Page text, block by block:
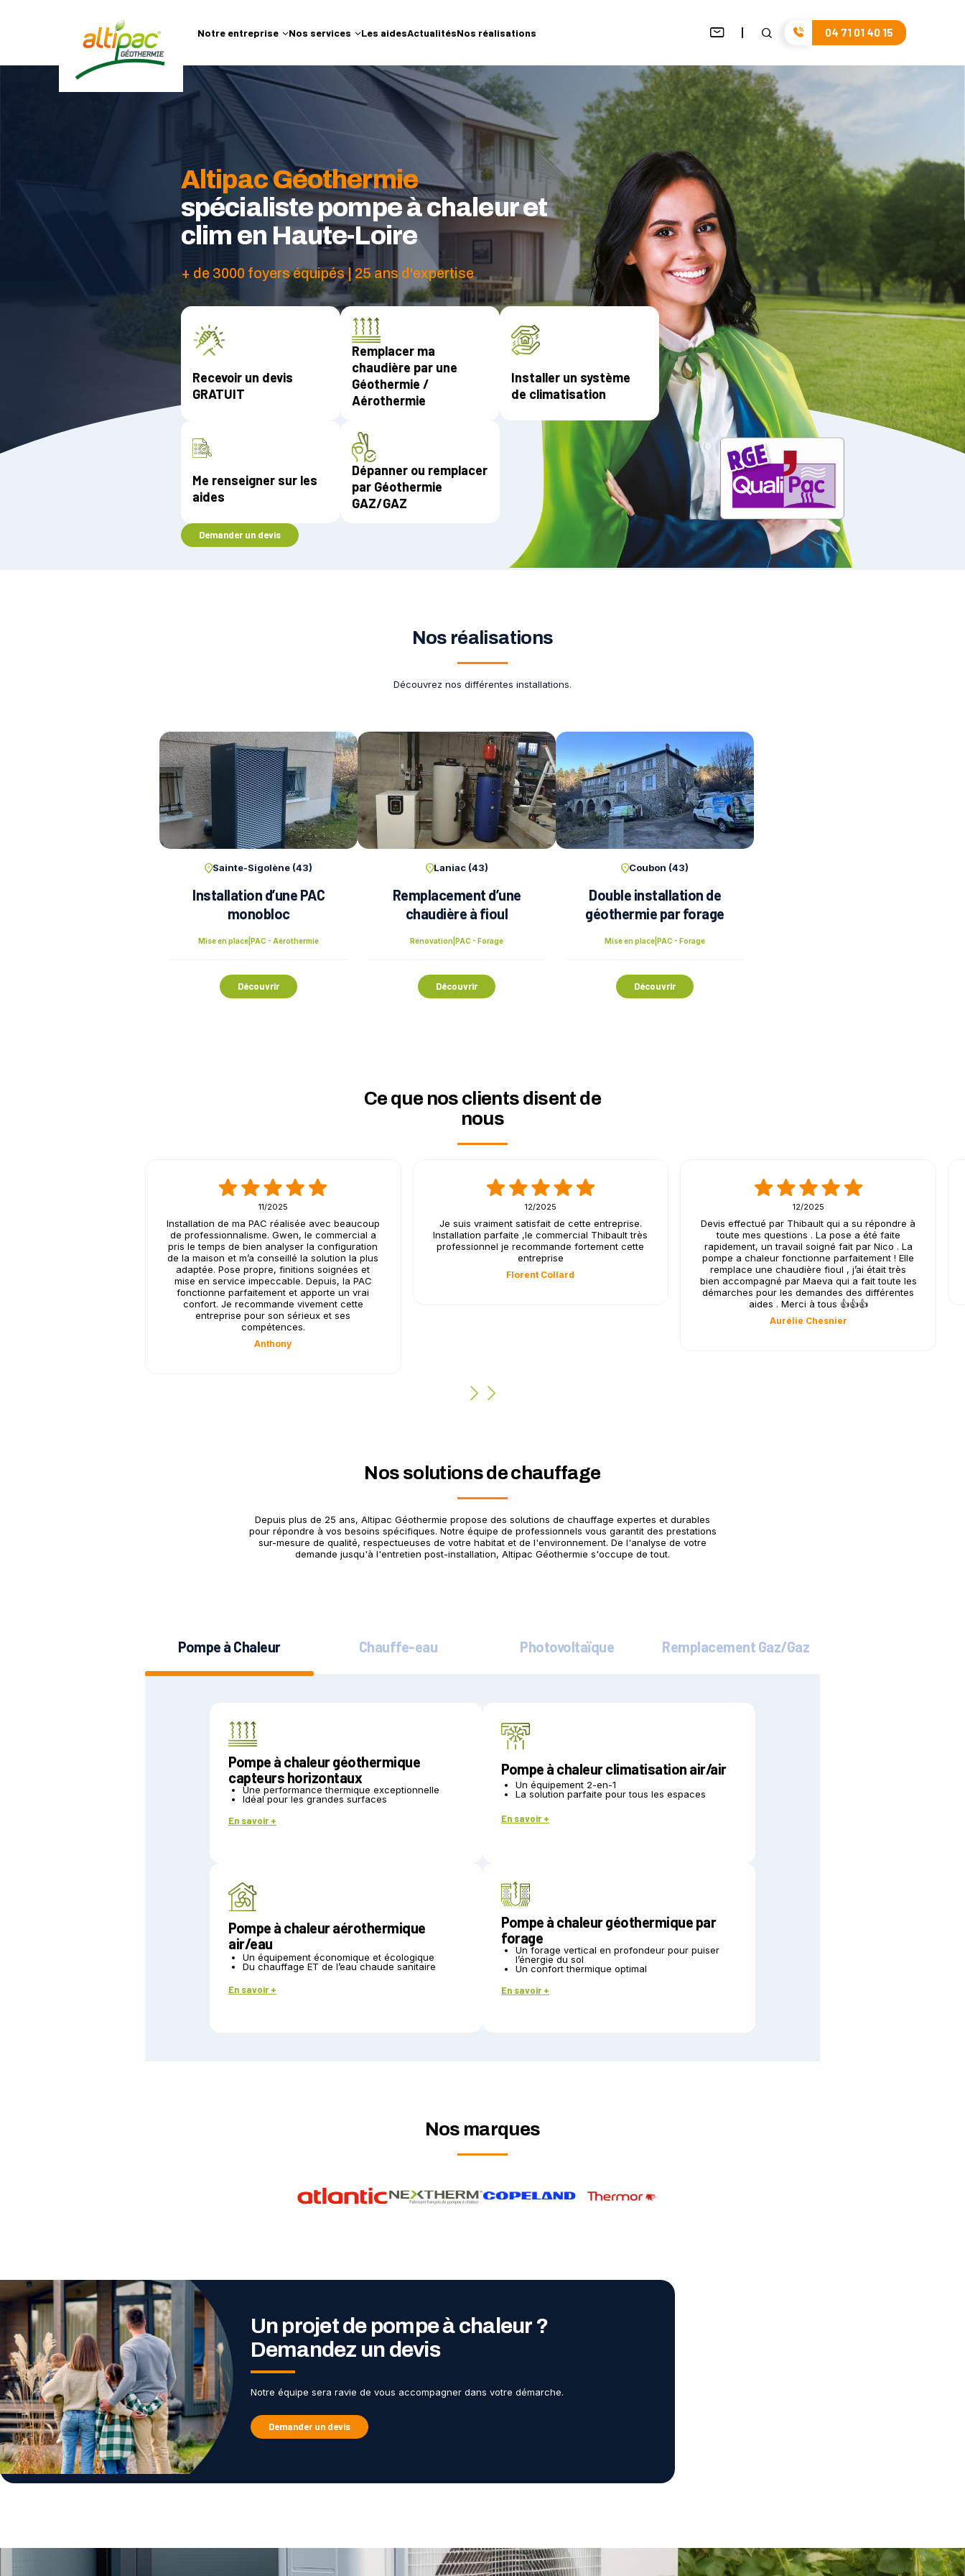
Notre entreprise Nos services Les aidesActualitésNos réalisations 04 71 01 40 15
Altipac Géothermie
spécialiste pompe à chaleur et
clim en Haute-Loire
+ de 3000 foyers équipés | 25 ans d'expertise
Recevoir un devis
GRATUIT
Remplacer ma
chaudière par une
Géothermie /
Aérothermie
Installer un système
de climatisation
Me renseigner sur les
aides
Dépanner ou remplacer
par Géothermie
GAZ/GAZ
Demander un devis
Nos réalisations
Découvrez nos différentes installations.
Sainte-Sigolène (43)
Installation d’une PAC
monobloc
Mise en place PAC - Aérothermie
Découvrir
Laniac (43)
Remplacement d’une
chaudière à fioul
Rénovation PAC - Forage
Découvrir
Coubon (43)
Double installation de
géothermie par forage
Mise en place PAC - Forage
Découvrir
Ce que nos clients disent de
nous
11/2025
Installation de ma PAC réalisée avec beaucoup
de professionnalisme. Gwen, le commercial a
pris le temps de bien analyser la configuration
de la maison et m’a conseillé la solution la plus
adaptée. Pose propre, finitions soignées et
mise en service impeccable. Depuis, la PAC
fonctionne parfaitement et apporte un vrai
confort. Je recommande vivement cette
entreprise pour son sérieux et ses
compétences.
Anthony
12/2025
Je suis vraiment satisfait de cette entreprise.
Installation parfaite ,le commercial Thibault très
professionnel je recommande fortement cette
entreprise
Florent Collard
12/2025
Devis effectué par Thibault qui a su répondre à
toute mes questions . La pose a été faite
rapidement, un travail soigné fait par Nico . La
pompe a chaleur fonctionne parfaitement ! Elle
remplace une chaudière fioul , j’ai était très
bien accompagné par Maeva qui a fait toute les
démarches pour les demandes des différentes
aides . Merci à tous 👍👍👍
Aurélie Chesnier
Nos solutions de chauffage
Depuis plus de 25 ans, Altipac Géothermie propose des solutions de chauffage expertes et durables
pour répondre à vos besoins spécifiques. Notre équipe de professionnels vous garantit des prestations
sur-mesure de qualité, respectueuses de votre habitat et de l'environnement. De l'analyse de votre
demande jusqu'à l'entretien post-installation, Altipac Géothermie s'occupe de tout.
Pompe à Chaleur Chauffe-eau Photovoltaïque Remplacement Gaz/Gaz
Pompe à chaleur géothermique
capteurs horizontaux
Une performance thermique exceptionnelle
Idéal pour les grandes surfaces
En savoir +
Pompe à chaleur climatisation air/air
Un équipement 2-en-1
La solution parfaite pour tous les espaces
En savoir +
Pompe à chaleur aérothermique
air/eau
Un équipement économique et écologique
Du chauffage ET de l’eau chaude sanitaire
En savoir +
Pompe à chaleur géothermique par
forage
Un forage vertical en profondeur pour puiser
l’énergie du sol
Un confort thermique optimal
En savoir +
Nos marques
Un projet de pompe à chaleur ?
Demandez un devis
Notre équipe sera ravie de vous accompagner dans votre démarche.
Demander un devis